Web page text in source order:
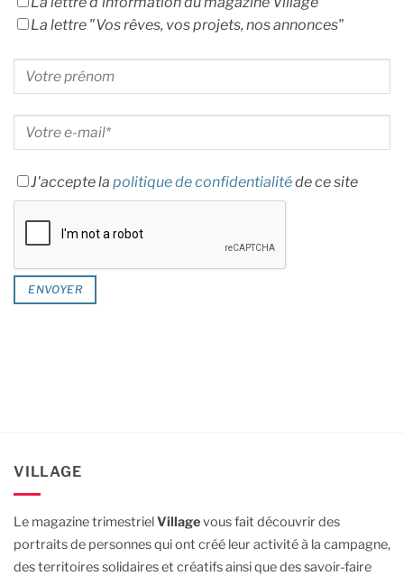
La lettre "Vos rêves, vos projets, nos annonces"
J'accepte la politique de confidentialitéde ce site
VILLAGE
Le magazine trimestrielVillagevous fait découvrir des
portraits de personnes qui ont créé leur activité à la campagne,
des territoires solidaires et créatifs ainsi que des savoir-faire